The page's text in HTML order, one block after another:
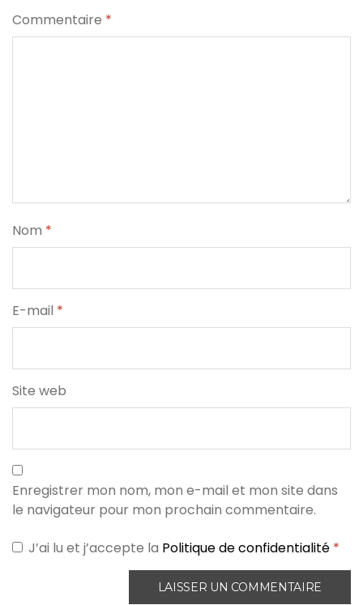
Commentaire *
Nom *
E-mail *
Site web
Enregistrer mon nom, mon e-mail et mon site dans
le navigateur pour mon prochain commentaire.
J’ai lu et j’accepte la Politique de confidentialité *